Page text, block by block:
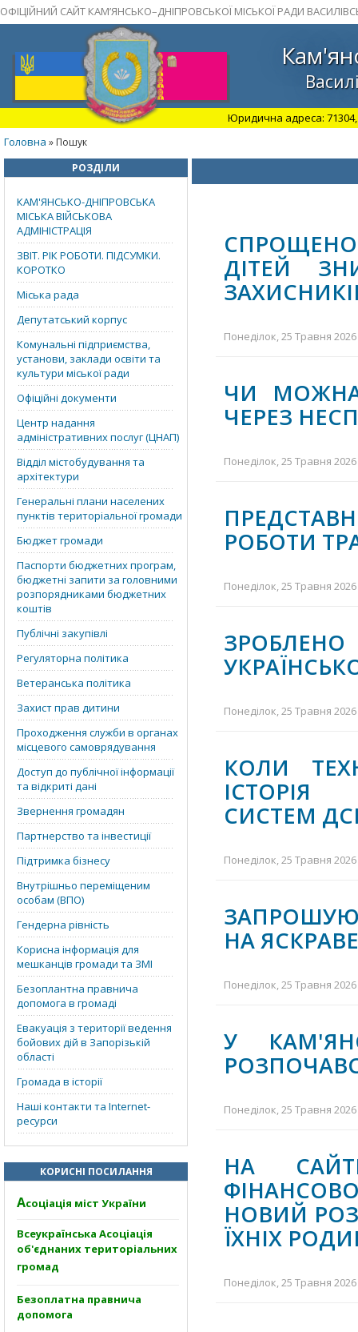
ОФІЦІЙНИЙ САЙТ КАМ’ЯНСЬКО–ДНІПРОВСЬКОЇ МІСЬКОЇ РАДИ
Юридична адреса: 71304,
Головна » Пошук
РОЗДІЛИ
КАМ'ЯНСЬКО-ДНІПРОВСЬКА
МІСЬКА ВІЙСЬКОВА
АДМІНІСТРАЦІЯ
ЗВІТ. РІК РОБОТИ. ПІДСУМКИ.
КОРОТКО
Міська рада
Депутатський корпус
Комунальні підприємства,
установи, заклади освіти та
культури міської ради
Офіційні документи
Центр надання
адміністративних послуг (ЦНАП)
Відділ містобудування та
архітектури
Генеральні плани населених
пунктів територіальної громади
Бюджет громади
Паспорти бюджетних програм,
бюджетні запити за головними
розпорядниками бюджетних
коштів
Публічні закупівлі
Регуляторна політика
Ветеранська політика
Захист прав дитини
Проходження служби в органах
місцевого самоврядування
Доступ до публічної інформації
та відкриті дані
Звернення громадян
Партнерство та інвестиції
Підтримка бізнесу
Внутрішньо переміщеним
особам (ВПО)
Гендерна рівність
Корисна інформація для
мешканців громади та ЗМІ
Безоплантна правнича
допомога в громаді
Евакуація з території ведення
бойових дій в Запорізькій
області
Громада в історії
Наші контакти та Internet-
ресурси
КОРИСНІ ПОСИЛАННЯ
Асоціація міст України
Всеукраїнська Асоціація
об'єднаних територіальних
громад
Безоплатна правнича
допомога
ДІТЕЙ
Понеділок, 25 Травня
ЧИ МОЖНА
ЧЕРЕЗ
Понеділок, 25 Травня
РОБОТИ
Понеділок, 25 Травня
Понеділок, 25 Травня
КОЛИ
ІСТОРІЯ
СИСТЕМ
Понеділок, 25 Травня
НА
Понеділок, 25 Травня
У
Понеділок, 25 Травня
НА
НОВИЙ
ЇХНІХ
Понеділок, 25 Травня